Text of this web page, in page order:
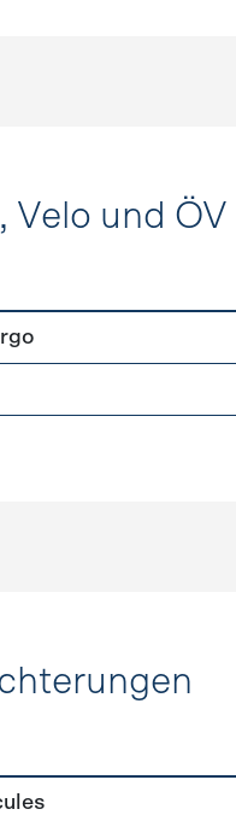
Velo und ÖV